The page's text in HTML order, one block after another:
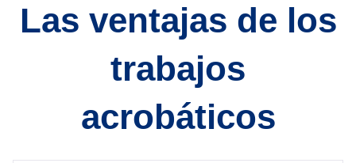
Las ventajas de los
trabajos
acrobáticos